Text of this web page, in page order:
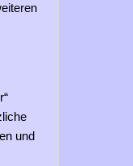
und